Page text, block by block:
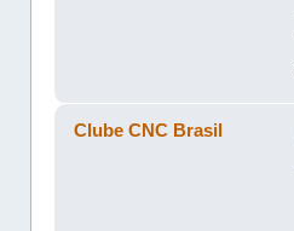
Clube CNC Brasil